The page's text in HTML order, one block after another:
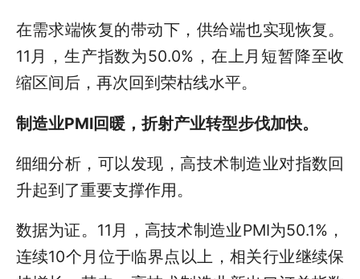
在需求端恢复的带动下，供给端也实现恢复。
11月，生产指数为50.0%，在上月短暂降至收
缩区间后，再次回到荣枯线水平。
制造业PMI回暖，折射产业转型步伐加快。
细细分析，可以发现，高技术制造业对指数回
升起到了重要支撑作用。
数据为证。11月，高技术制造业PMI为50.1%，
连续10个月位于临界点以上，相关行业继续保